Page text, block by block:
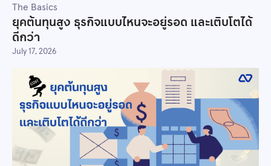
The Basics
ยุคต้นทุนสูง ธุรกิจแบบไหนจะอยู่รอด และเติบโตได้
ดีกว่า
July 17, 2026